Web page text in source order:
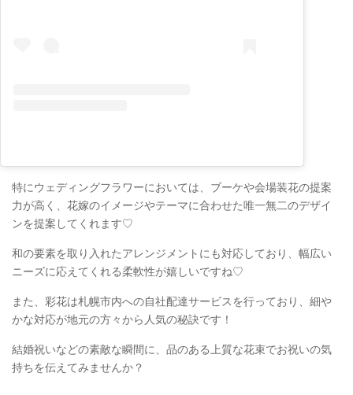
特にウェディングフラワーにおいては、ブーケや会場装花の提案
力が高く、花嫁のイメージやテーマに合わせた唯一無二のデザイ
ンを提案してくれます♡
和の要素を取り入れたアレンジメントにも対応しており、幅広い
ニーズに応えてくれる柔軟性が嬉しいですね♡
また、彩花は札幌市内への自社配達サービスを行っており、細や
かな対応が地元の方々から人気の秘訣です！
結婚祝いなどの素敵な瞬間に、品のある上質な花束でお祝いの気
持ちを伝えてみませんか？